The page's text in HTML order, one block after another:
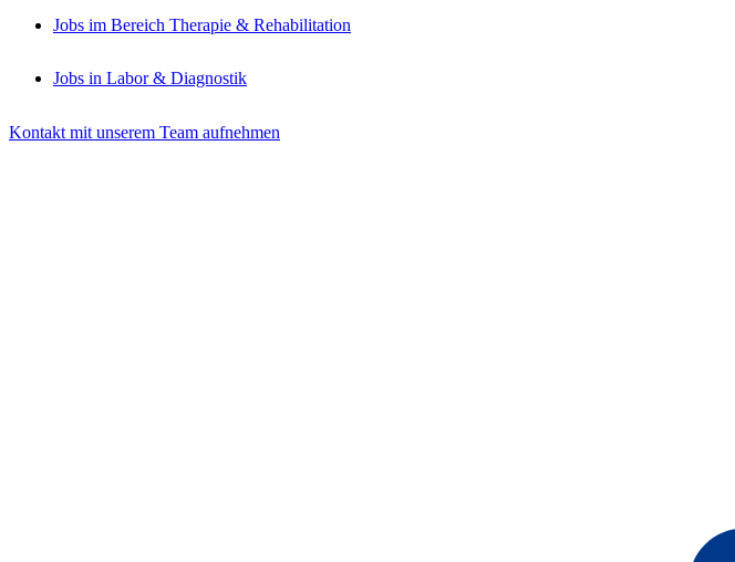
Jobs im Bereich Therapie & Rehabilitation
Jobs in Labor & Diagnostik
Kontakt mit unserem Team aufnehmen